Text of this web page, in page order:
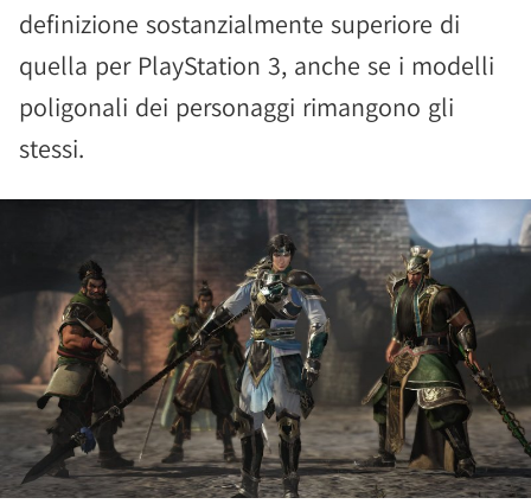
definizione sostanzialmente superiore di
quella per PlayStation 3, anche se i modelli
poligonali dei personaggi rimangono gli
stessi.